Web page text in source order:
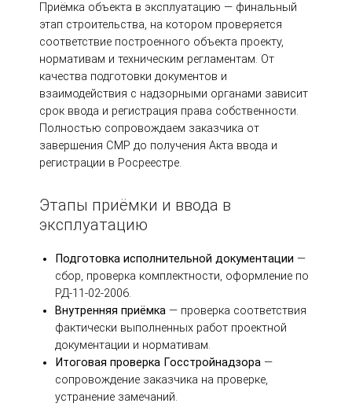
Приёмка объекта в эксплуатацию — финальный
этап строительства, на котором проверяется
соответствие построенного объекта проекту,
нормативам и техническим регламентам. От
качества подготовки документов и
взаимодействия с надзорными органами зависит
срок ввода и регистрация права собственности.
Полностью сопровождаем заказчика от
завершения СМР до получения Акта ввода и
регистрации в Росреестре.
Этапы приёмки и ввода в
эксплуатацию
Подготовка исполнительной документации —
сбор, проверка комплектности, оформление по
РД-11-02-2006.
Внутренняя приёмка — проверка соответствия
фактически выполненных работ проектной
документации и нормативам.
Итоговая проверка Госстройнадзора —
сопровождение заказчика на проверке,
устранение замечаний.